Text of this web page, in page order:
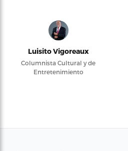
Luisito Vigoreaux
Columnista Cultural y de
Entretenimiento